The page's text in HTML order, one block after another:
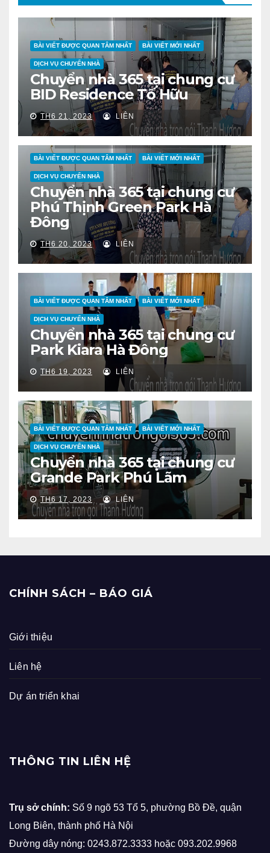
BÀI VIẾT ĐƯỢC QUAN TÂM NHẤT BÀI VIẾT MỚI NHẤT
DỊCH VỤ CHUYỂN NHÀ
Chuyển nhà 365 tại chung cư
BID Residence Tố Hữu
TH6 21, 2023 LIÊN
BÀI VIẾT ĐƯỢC QUAN TÂM NHẤT BÀI VIẾT MỚI NHẤT
DỊCH VỤ CHUYỂN NHÀ
Chuyển nhà 365 tại chung cư
Phú Thịnh Green Park Hà
Đông
TH6 20, 2023 LIÊN
BÀI VIẾT ĐƯỢC QUAN TÂM NHẤT BÀI VIẾT MỚI NHẤT
DỊCH VỤ CHUYỂN NHÀ
Chuyển nhà 365 tại chung cư
Park Kiara Hà Đông
TH6 19, 2023 LIÊN
BÀI VIẾT ĐƯỢC QUAN TÂM NHẤT BÀI VIẾT MỚI NHẤT
DỊCH VỤ CHUYỂN NHÀ
Chuyển nhà 365 tại chung cư
Grande Park Phú Lãm
TH6 17, 2023 LIÊN
CHÍNH SÁCH – BÁO GIÁ
Giới thiệu
Liên hệ
Dự án triển khai
THÔNG TIN LIÊN HỆ
Trụ sở chính: Số 9 ngõ 53 Tổ 5, phường Bồ Đề, quận
Long Biên, thành phố Hà Nội
Đường dây nóng: 0243.872.3333 hoặc 093.202.9968